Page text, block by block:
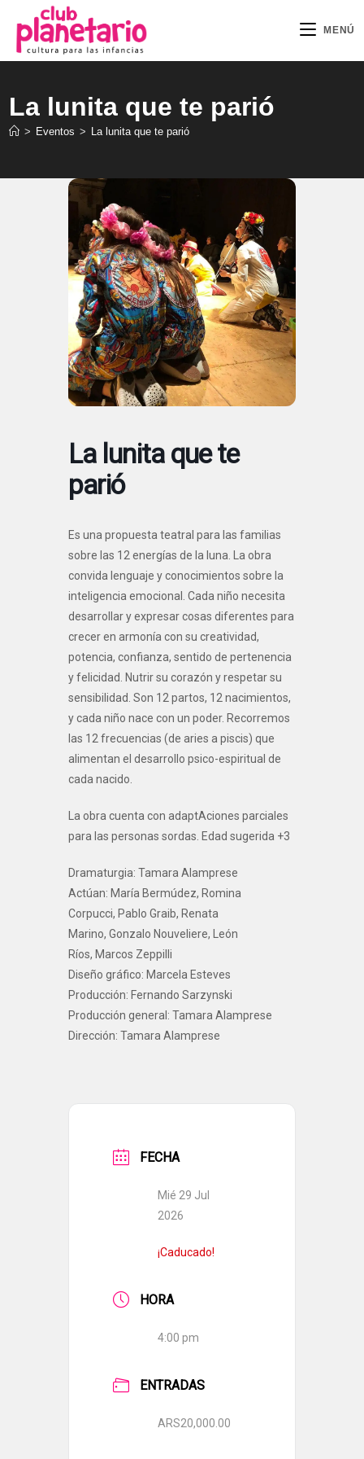
contenido
MENÚ
La lunita que te parió
> Eventos > La lunita que te parió
La lunita que te
parió
Es una propuesta teatral para las familias
sobre las 12 energías de la luna. La obra
convida lenguaje y conocimientos sobre la
inteligencia emocional. Cada niño necesita
desarrollar y expresar cosas diferentes para
crecer en armonía con su creatividad,
potencia, confianza, sentido de pertenencia
y felicidad. Nutrir su corazón y respetar su
sensibilidad. Son 12 partos, 12 nacimientos,
y cada niño nace con un poder. Recorremos
las 12 frecuencias (de aries a piscis) que
alimentan el desarrollo psico-espiritual de
cada nacido.
La obra cuenta con adaptAciones parciales
para las personas sordas. Edad sugerida +3
Dramaturgia: Tamara Alamprese
Actúan: María Bermúdez, Romina
Corpucci, Pablo Graib, Renata
Marino, Gonzalo Nouveliere, León
Ríos, Marcos Zeppilli
Diseño gráfico: Marcela Esteves
Producción: Fernando Sarzynski
Producción general: Tamara Alamprese
Dirección: Tamara Alamprese
FECHA
Mié 29 Jul
2026
¡Caducado!
HORA
4:00 pm
ENTRADAS
ARS20,000.00